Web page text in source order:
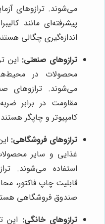
می‌شوند. ترازوهای
پیشرفته‌ای مانند
اندازه‌گیری چگالی
ترازوهای صنعتی: این
محصولات در
می‌شوند. ترازوهای
مقاومت در برابر
کامپیوتر و چاپگر
ترازوهای فروشگاهی:
غذایی و سایر
استفاده می‌شوند.
قابلیت چاپ فاکتور،
صندوق فروشگاهی
ترازوهای خانگی: این